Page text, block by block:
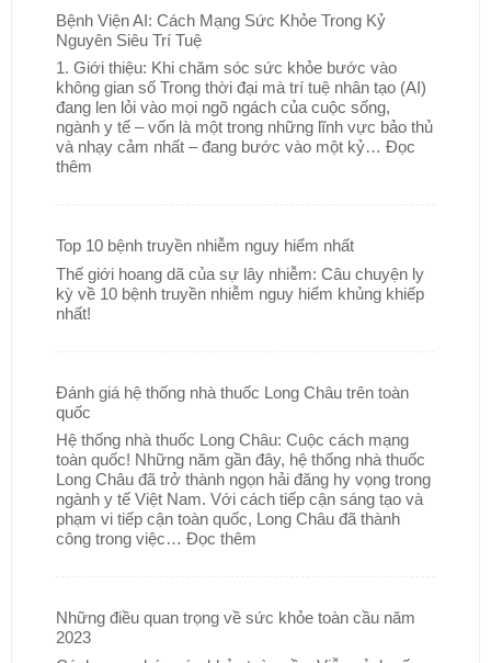
Bệnh Viện AI: Cách Mạng Sức Khỏe Trong Kỷ
Nguyên Siêu Trí Tuệ
1. Giới thiệu: Khi chăm sóc sức khỏe bước vào
không gian số Trong thời đại mà trí tuệ nhân tạo (AI)
đang len lỏi vào mọi ngõ ngách của cuộc sống,
ngành y tế – vốn là một trong những lĩnh vực bảo thủ
và nhạy cảm nhất – đang bước vào một kỷ… Đọc
thêm
Top 10 bệnh truyền nhiễm nguy hiểm nhất
Thế giới hoang dã của sự lây nhiễm: Câu chuyện ly
kỳ về 10 bệnh truyền nhiễm nguy hiểm khủng khiếp
nhất!
Đánh giá hệ thống nhà thuốc Long Châu trên toàn
quốc
Hệ thống nhà thuốc Long Châu: Cuộc cách mạng
toàn quốc! Những năm gần đây, hệ thống nhà thuốc
Long Châu đã trở thành ngọn hải đăng hy vọng trong
ngành y tế Việt Nam. Với cách tiếp cận sáng tạo và
phạm vi tiếp cận toàn quốc, Long Châu đã thành
công trong việc… Đọc thêm
Những điều quan trọng về sức khỏe toàn cầu năm
2023